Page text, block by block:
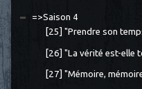
=>Saison 4
[25] "Prendre son
[26] "La vérité est-elle
[27] "Mémoire,